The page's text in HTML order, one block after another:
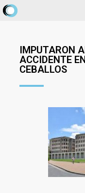
IMPUTARON
ACCIDENTE
CEBALLOS